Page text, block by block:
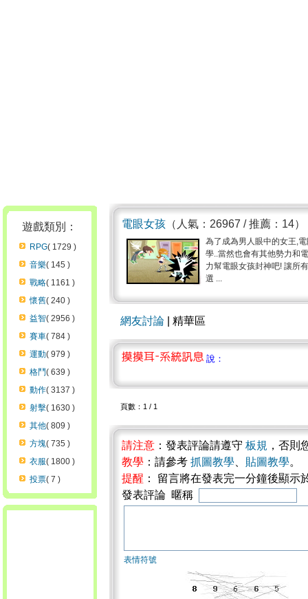
遊戲類別：
RPG( 1729 )
音樂( 145 )
戰略( 1161 )
懷舊( 240 )
益智( 2956 )
賽車( 784 )
運動( 979 )
格鬥( 639 )
動作( 3137 )
射擊( 1630 )
其他( 809 )
方塊( 735 )
衣服( 1800 )
投票( 7 )
電眼女孩 （人氣：26967 / 推薦：14）
為了成為男人眼中的女王,
學..當然也會有其他勢力和
力幫電眼女孩封神吧! 讓所
選 ...
網友討論 | 精華區
說：
頁數：1 / 1
請注意 ：發表評論請遵守 板規 ，否則
教學 ：請參考 抓圖教學 貼圖教學。
提醒 ： 留言將在發表完一分鐘後顯
發表評論 暱稱
表情符號